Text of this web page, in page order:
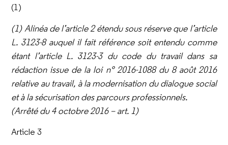
(1)
(1) Alinéa de l’article 2 étendu sous réserve que l’article
L. 3123-8 auquel il fait référence soit entendu comme
étant l’article L. 3123-3 du code du travail dans sa
rédaction issue de la loi n° 2016-1088 du 8 août 2016
relative au travail, à la modernisation du dialogue social
et à la sécurisation des parcours professionnels.
(Arrêté du 4 octobre 2016 – art. 1)
Article 3